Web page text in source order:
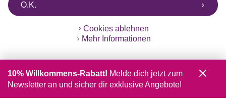
O.K.
Cookies ablehnen
Mehr Informationen
10% Willkommens-Rabatt! Melde dich jetzt zum
Newsletter an und sicher dir exklusive Angebote!